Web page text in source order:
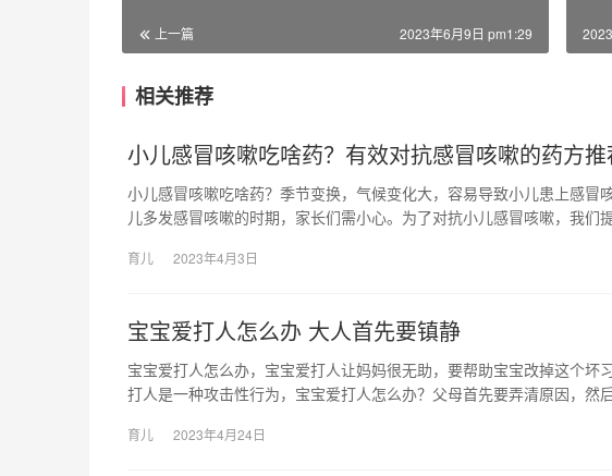
上一篇 2023年6月9日 pm1:29
相关推荐
小儿感冒咳嗽吃啥药？有效对抗感冒咳嗽的药方推
小儿感冒咳嗽吃啥药？季节变换，气候变化大，容易导致小儿患上感
儿多发感冒咳嗽的时期，家长们需小心。为了对抗小儿感冒咳嗽，我们
育儿 2023年4月3日
宝宝爱打人怎么办 大人首先要镇静
宝宝爱打人怎么办，宝宝爱打人让妈妈很无助，要帮助宝宝改掉这个
打人是一种攻击性行为，宝宝爱打人怎么办？父母首先要弄清原因，然
育儿 2023年4月24日